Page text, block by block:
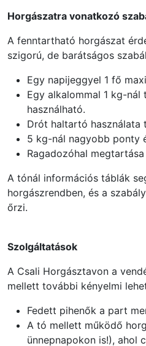
Horgászatra vonatkozó
A fenntartható horgászat
szigorú, de barátságos
Egy napijeggyel 1 fő
Egy alkalommal 1 kg-
használható.
Drót haltartó használata
5 kg-nál nagyobb ponty
Ragadozóhal
A tónál információs táblák
horgászrendben, és a
őrzi.
Szolgáltatások
A Csali Horgásztavon a
mellett további kényelmi
Fedett pihenők a part
A tó mellett működő
ünnepnapokon is!), ahol